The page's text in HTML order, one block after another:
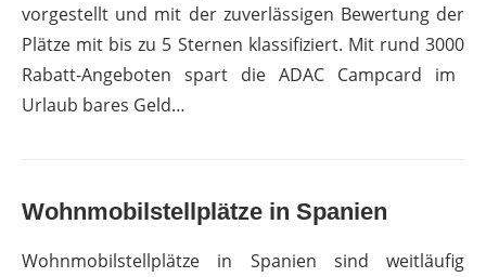
vorgestellt und mit der zuverlässigen Bewertung der
Plätze mit bis zu 5 Sternen klassifiziert. Mit rund 3000
Rabatt-Angeboten spart die ADAC Campcard im
Urlaub bares Geld…
Wohnmobilstellplätze in Spanien
Wohnmobilstellplätze in Spanien sind weitläufig